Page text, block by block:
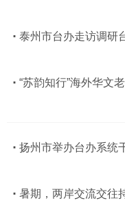
泰州市台办走访调研
“苏韵知行”海外华文
扬州市举办台办系统
暑期，两岸交流交